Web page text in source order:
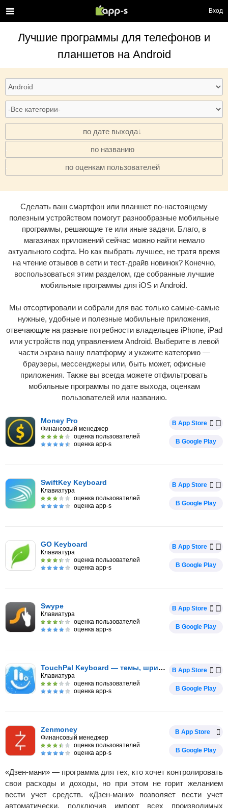
Вход
Лучшие программы для телефонов и
планшетов на Android
по дате выхода
· по названию
· по оценкам пользователей
Сделать ваш смартфон или планшет по-настоящему
полезным устройством помогут разнообразные мобильные
программы, решающие те или иные задачи. Благо, в
магазинах приложений сейчас можно найти немало
актуального софта. Но как выбрать лучшее, не тратя время
на чтение отзывов в сети и тест-драйв новинок? Конечно,
воспользоваться этим разделом, где собранные лучшие
мобильные программы для iOS и Android.
Мы отсортировали и собрали для вас только самые-самые
нужные, удобные и полезные мобильные приложения,
отвечающие на разные потребности владельцев iPhone, iPad
или устройств под управлением Android. Выберите в левой
части экрана вашу платформу и укажите категорию —
браузеры, мессенджеры или, быть может, офисные
приложения. Также вы всегда можете отфильтровать
мобильные программы по дате выхода, оценкам
пользователей или названию.
Money Pro
Финансовый менеджер
оценка пользователей
оценка app-s
В App Store
В Google Play
SwiftKey Keyboard
Клавиатура
оценка пользователей
оценка app-s
В App Store
В Google Play
GO Keyboard
Клавиатура
оценка пользователей
оценка app-s
В App Store
В Google Play
Swype
Клавиатура
оценка пользователей
оценка app-s
В App Store
В Google Play
TouchPal Keyboard — темы, шрифты и эмодзи
Клавиатура
оценка пользователей
оценка app-s
В App Store
В Google Play
Zenmoney
Финансовый менеджер
оценка пользователей
оценка app-s
В App Store
В Google Play
«Дзен-мани» — программа для тех, кто хочет контролировать
свои расходы и доходы, но при этом не горит желанием
вести учет средств. «Дзен-мани» позволяет вести учет
автоматически, подключив импорт всех производимых